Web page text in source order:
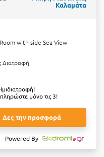
Καλαμάτα
with side Sea View
Διατροφή
πληρώστε μόνο τις 3!
Δες την προσφορά
Powered By